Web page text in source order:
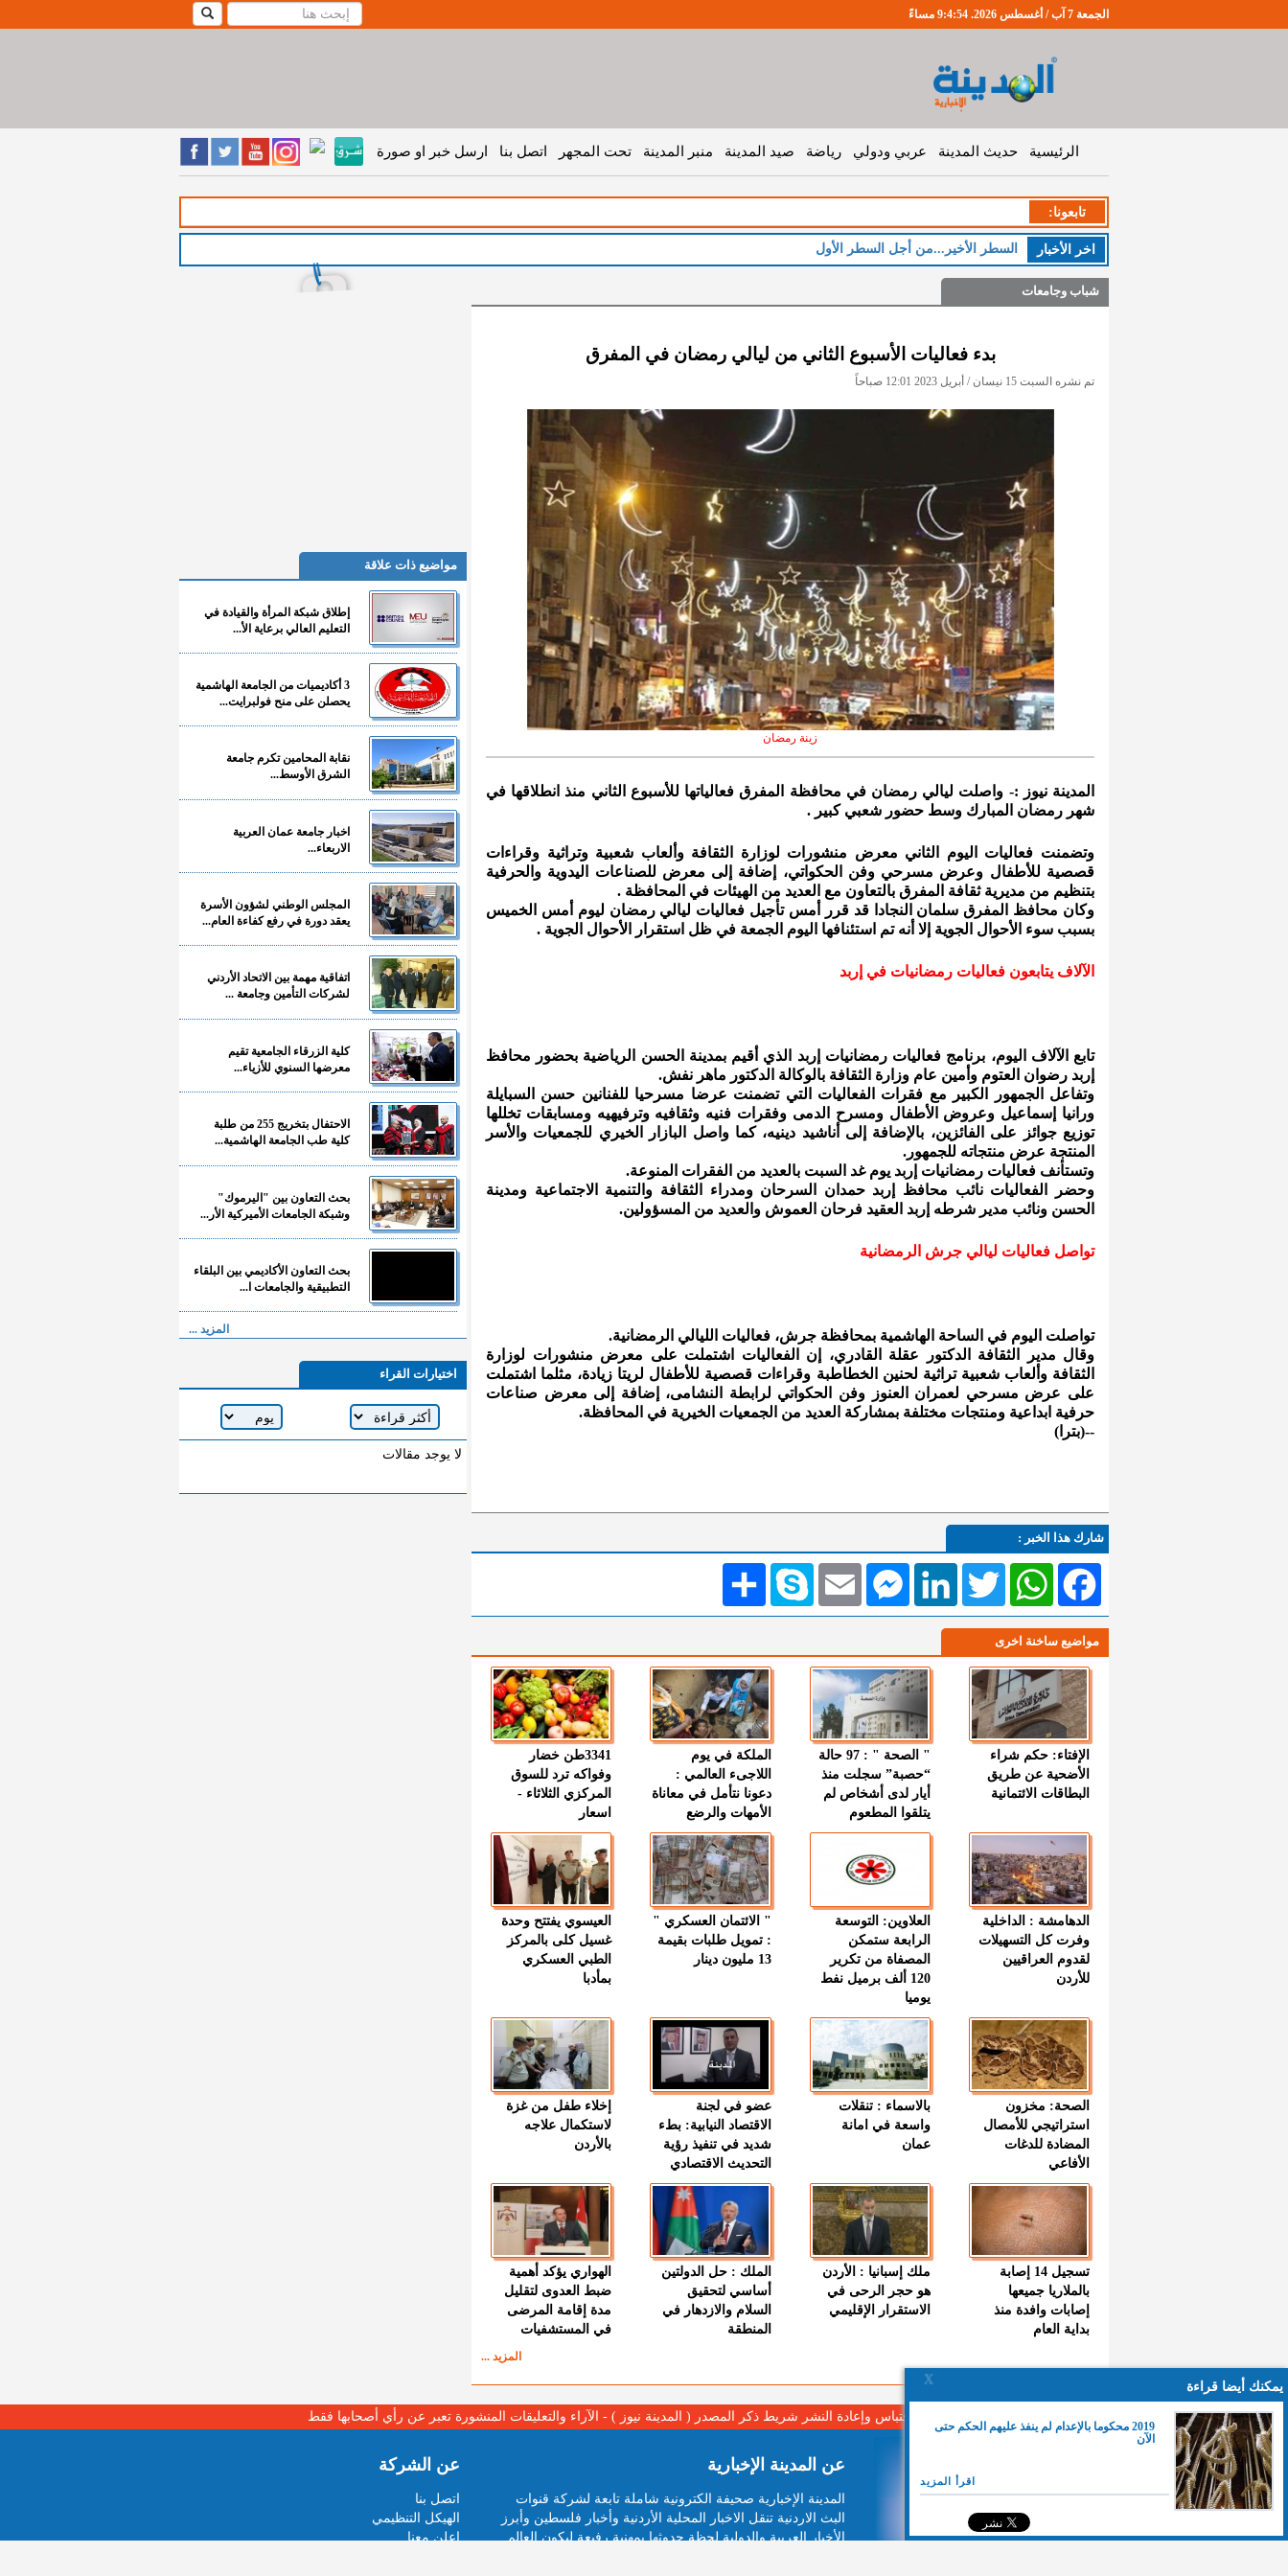
الجمعة 7 آب / أغسطس 2026. 9:4:55 مساءً
الرئيسية حديث المدينة عربي ودولي رياضة صيد المدينة منبر المدينة تحت المجهر اتصل بنا ارسل خبر او صورة
تابعونا:
اخر اﻷخبار الخم
شباب وجامعات
بدء فعاليات الأسبوع الثاني من ليالي رمضان في المفرق
تم نشره السبت 15 نيسان / أبريل 2023 12:01 صباحاً
زينة رمضان
المدينة نيوز :- واصلت ليالي رمضان في محافظة المفرق فعالياتها للأسبوع الثاني منذ انطلاقها في
شهر رمضان المبارك وسط حضور شعبي كبير .
وتضمنت فعاليات اليوم الثاني معرض منشورات لوزارة الثقافة وألعاب شعبية وتراثية وقراءات
قصصية للأطفال وعرض مسرحي وفن الحكواتي، إضافة إلى معرض للصناعات اليدوية والحرفية
بتنظيم من مديرية ثقافة المفرق بالتعاون مع العديد من الهيئات في المحافظة .
وكان محافظ المفرق سلمان النجادا قد قرر أمس تأجيل فعاليات ليالي رمضان ليوم أمس الخميس
بسبب سوء الأحوال الجوية إلا أنه تم استئنافها اليوم الجمعة في ظل استقرار الأحوال الجوية .
الآلاف يتابعون فعاليات رمضانيات في إربد
تابع الآلاف اليوم، برنامج فعاليات رمضانيات إربد الذي أقيم بمدينة الحسن الرياضية بحضور محافظ
إربد رضوان العتوم وأمين عام وزارة الثقافة بالوكالة الدكتور ماهر نفش.
وتفاعل الجمهور الكبير مع فقرات الفعاليات التي تضمنت عرضا مسرحيا للفنانين حسن السبايلة
ورانيا إسماعيل وعروض الأطفال ومسرح الدمى وفقرات فنيه وثقافيه وترفيهيه ومسابقات تخللها
توزيع جوائز على الفائزين، بالإضافة إلى أناشيد دينيه، كما واصل البازار الخيري للجمعيات والأسر
المنتجة عرض منتجاته للجمهور.
وتستأنف فعاليات رمضانيات إربد يوم غد السبت بالعديد من الفقرات المنوعة.
وحضر الفعاليات نائب محافظ إربد حمدان السرحان ومدراء الثقافة والتنمية الاجتماعية ومدينة
الحسن ونائب مدير شرطه إربد العقيد فرحان العموش والعديد من المسؤولين.
تواصل فعاليات ليالي جرش الرمضانية
تواصلت اليوم في الساحة الهاشمية بمحافظة جرش، فعاليات الليالي الرمضانية.
وقال مدير الثقافة الدكتور عقلة القادري، إن الفعاليات اشتملت على معرض منشورات لوزارة
الثقافة وألعاب شعبية تراثية لحنين الخطاطبة وقراءات قصصية للأطفال لريتا زيادة، مثلما اشتملت
على عرض مسرحي لعمران العنوز وفن الحكواتي لرابطة النشامى، إضافة إلى معرض صناعات
حرفية ابداعية ومنتجات مختلفة بمشاركة العديد من الجمعيات الخيرية في المحافظة.
--(بترا)
شارك هذا الخبر :
انشر Skype EmailMessengerLinkedIn TwitterWhatsAppFacebook
مواضيع ساخنة اخرى
الإفتاء: حكم شراء
الأضحية عن طريق
البطاقات الائتمانية
" الصحة " : 97 حالة
“حصبة” سجلت منذ
أيار لدى أشخاص لم
يتلقوا المطعوم
الملكة في يوم
اللاجىء العالمي :
دعونا نتأمل في معاناة
الأمهات والرضع
3341طن خضار
وفواكه ترد للسوق
المركزي الثلاثاء -
اسعار
الدهامشة : الداخلية
وفرت كل التسهيلات
لقدوم العراقيين
للأردن
العلاوين: التوسعة
الرابعة ستمكن
المصفاة من تكرير
120 ألف برميل نفط
يوميا
" الائتمان العسكري "
: تمويل طلبات بقيمة
13 مليون دينار
العيسوي يفتتح وحدة
غسيل كلى بالمركز
الطبي العسكري
بمأدبا
الصحة: مخزون
استراتيجي للأمصال
المضادة للدغات
الأفاعي
بالاسماء : تنقلات
واسعة في امانة
عمان
عضو في لجنة
الاقتصاد النيابية: بطء
شديد في تنفيذ رؤية
التحديث الاقتصادي
إخلاء طفل من غزة
لاستكمال علاجه
بالأردن
تسجيل 14 إصابة
بالملاريا جميعها
إصابات وافدة منذ
بداية العام
ملك إسبانيا : الأردن
هو حجر الرحى في
الاستقرار الإقليمي
الملك : حل الدولتين
أساسي لتحقيق
السلام والازدهار في
المنطقة
الهواري يؤكد أهمية
ضبط العدوى لتقليل
مدة إقامة المرضى
في المستشفيات
المزيد ...
مواضيع ذات علاقة
إطلاق شبكة المرأة والقيادة في
التعليم العالي برعاية الأ...
3 أكاديميات من الجامعة الهاشمية
يحصلن على منح فولبرايت...
نقابة المحامين تكرم جامعة
الشرق الأوسط...
اخبار جامعة عمان العربية
الاربعاء...
المجلس الوطني لشؤون الأسرة
يعقد دورة في رفع كفاءة العام...
اتفاقية مهمة بين الاتحاد الأردني
لشركات التأمين وجامعة ...
كلية الزرقاء الجامعية تقيم
معرضها السنوي للأزياء...
الاحتفال بتخريج 255 من طلبة
كلية طب الجامعة الهاشمية...
بحث التعاون بين "اليرموك"
وشبكة الجامعات الأميركية الأر...
بحث التعاون الأكاديمي بين البلقاء
التطبيقية والجامعات ا...
المزيد ...
اختيارات القراء
لا يوجد مقالات
يمكنك أيضا قراءة
X
2019 محكوما بالإعدام لم ينفذ عليهم الحكم حتى
الآن
اقرأ المزيد
لا مانع من الإقتباس وإعادة النشر شريط ذكر المصدر ( المدينة نيوز ) - الآراء والتعليقات المنشورة تعبر عن رأي أصحابها فقط
عن المدينة الإخبارية
المدينة الإخبارية صحيفة الكترونية شاملة تابعة لشركة قنوات
البث الاردنية تنقل الاخبار المحلية الأردنية وأخبار فلسطين وأبرز
الأخبار العربية والدولية لحظة حدوثها بمهنية رفيعة ليكون العالم
عن الشركة
اتصل بنا
الهيكل التنظيمي
اعلن معنا